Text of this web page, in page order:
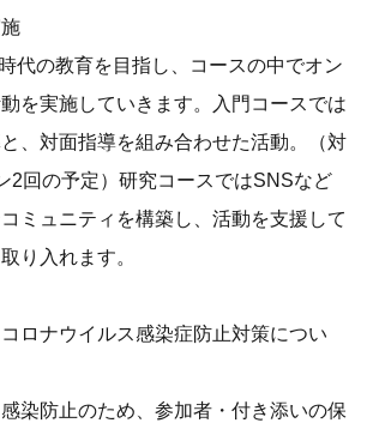
代の教育を目指し、コースの中でオン
を実施していきます。入門コースでは
、対面指導を組み合わせた活動。（対
2回の予定）研究コースではSNSなど
ミュニティを構築し、活動を支援して
り入れます。
コロナウイルス感染症防止対策につい
染防止のため、参加者・付き添いの保